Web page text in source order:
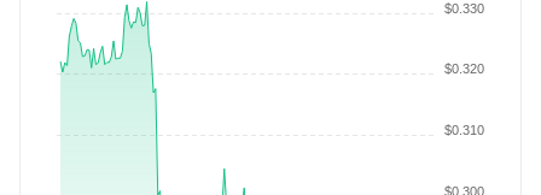
$0.300
$0.310
$0.320
$0.330